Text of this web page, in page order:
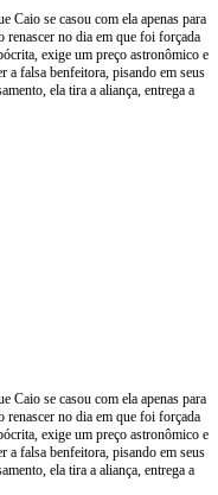
Caio se casou com ela apenas para
no dia em que foi forçada
exige um preço astronômico e
a falsa benfeitora, pisando em seus
ela tira a aliança, entrega a
Caio se casou com ela apenas para
no dia em que foi forçada
exige um preço astronômico e
a falsa benfeitora, pisando em seus
ela tira a aliança, entrega a